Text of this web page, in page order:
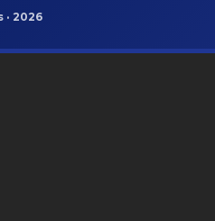
· 2026